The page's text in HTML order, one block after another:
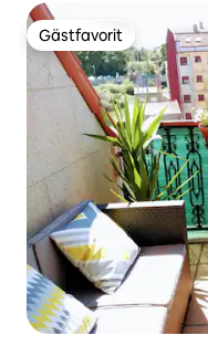
Gästfavorit
Gästfavorit